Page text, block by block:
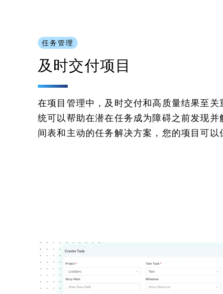
任务管理
及时交付项目
在项目管理中，及时交付和高质量结果至
统可以帮助在潜在任务成为障碍之前发现
间表和主动的任务解决方案，您的项目可